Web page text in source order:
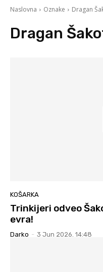
Naslovna Oznake Dragan
Dragan
KOŠARKA
Trinkijeri odveo
evra!
Darko - 3 Jun 2026. 14:48